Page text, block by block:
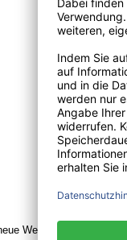
Werbetrends...